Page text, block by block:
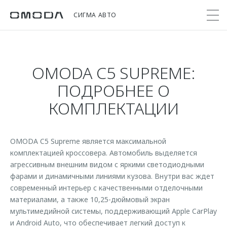
СИГМА АВТО
Модели
от 2 299 000 ₽*
C7
от 2 739 000 ₽*
Покупателям
Выбор и покупка
Сравнить комплектации
Cпецпредложения
Прайс-листы
OMODA Лизинг
Кредит и страхование
Кредитные программы
Владельцам
Записаться на сервис
Поддержка
Помощь на дороге
Гарантия
Дополнительная техническая поддержка
Руководства по эксплуатации
Мир OMODA
Онлайн-сервисы
Приложение O&J
Клуб владельцев OMODA
Бренд JAECOO
Правовая информация
OMODA C5 SUPREME:
ПОДРОБНЕЕ О
КОМПЛЕКТАЦИИ
OMODA C5 Supreme является максимальной
комплектацией кроссовера. Автомобиль выделяется
агрессивным внешним видом с яркими светодиодными
фарами и динамичными линиями кузова. Внутри вас ждет
современный интерьер с качественными отделочными
материалами, а также 10,25-дюймовый экран
мультимедийной системы, поддерживающий Apple CarPlay
и Android Auto, что обеспечивает легкий доступ к